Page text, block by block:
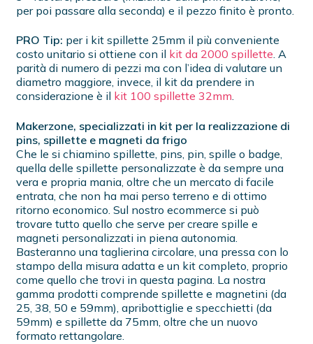
per poi passare alla seconda) e il pezzo finito è pronto.
PRO Tip: per i kit spillette 25mm il più conveniente
costo unitario si ottiene con il kit da 2000 spillette. A
parità di numero di pezzi ma con l’idea di valutare un
diametro maggiore, invece, il kit da prendere in
considerazione è il kit 100 spillette 32mm.
Makerzone, specializzati in kit per la realizzazione di
pins, spillette e magneti da frigo
Che le si chiamino spillette, pins, pin, spille o badge,
quella delle spillette personalizzate è da sempre una
vera e propria mania, oltre che un mercato di facile
entrata, che non ha mai perso terreno e di ottimo
ritorno economico. Sul nostro ecommerce si può
trovare tutto quello che serve per creare spille e
magneti personalizzati in piena autonomia.
Basteranno una taglierina circolare, una pressa con lo
stampo della misura adatta e un kit completo, proprio
come quello che trovi in questa pagina. La nostra
gamma prodotti comprende spillette e magnetini (da
25, 38, 50 e 59mm), apribottiglie e specchietti (da
59mm) e spillette da 75mm, oltre che un nuovo
formato rettangolare.